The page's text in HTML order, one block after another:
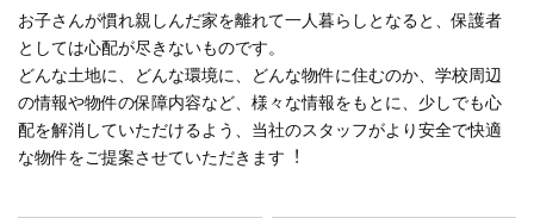
お⼦さんが慣れ親しんだ家を離れて⼀⼈暮らしとなると、保護者
としては心配が尽きないものです。
どんな土地に、どんな環境に、どんな物件に住むのか、学校周辺
の情報や物件の保障内容など、様々な情報をもとに、少しでも心
配を解消していただけるよう、当社のスタッフがより安全で快適
な物件をご提案させていただきます︕